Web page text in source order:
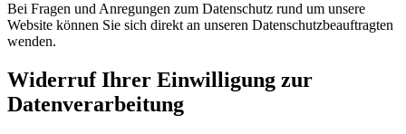
Bei Fragen und Anregungen zum Datenschutz rund um unsere
Website können Sie sich direkt an unseren Datenschutzbeauftragten
wenden.
Widerruf Ihrer Einwilligung zur
Datenverarbeitung